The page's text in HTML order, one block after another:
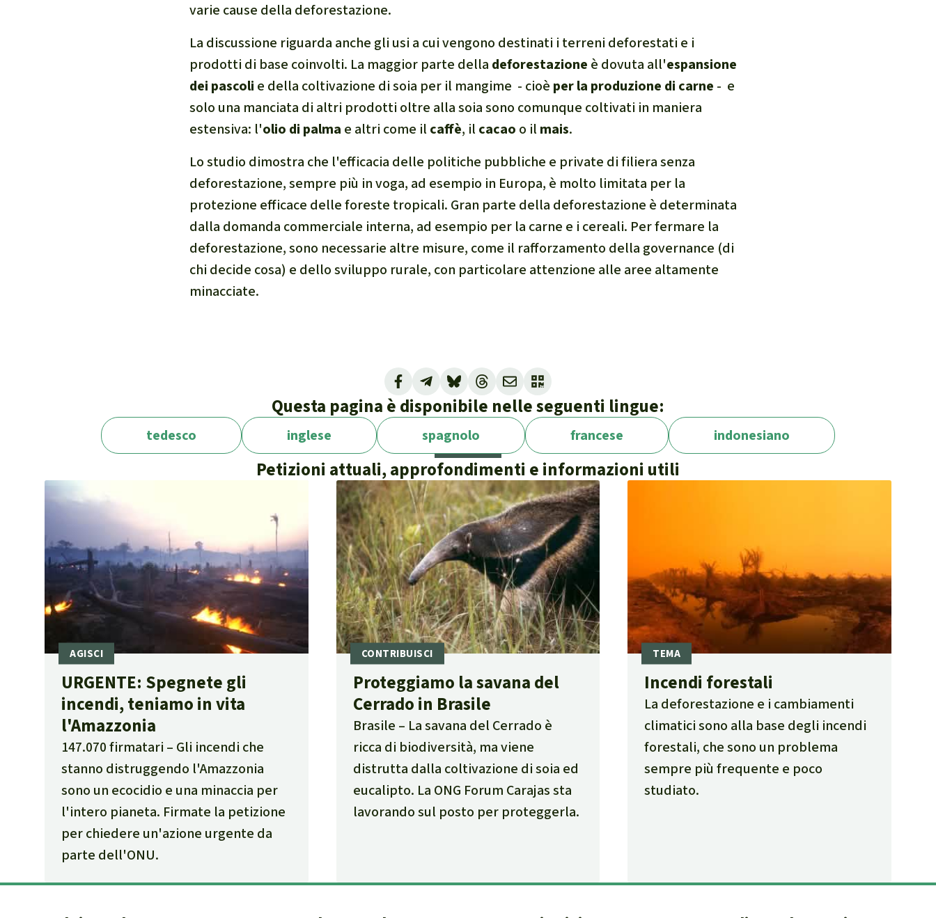
varie cause della deforestazione.
La discussione riguarda anche gli usi a cui vengono destinati i terreni deforestati e i
prodotti di base coinvolti. La maggior parte della deforestazione è dovuta all'espansione
dei pascoli e della coltivazione di soia per il mangime - cioè per la produzione di carne - e
solo una manciata di altri prodotti oltre alla soia sono comunque coltivati in maniera
estensiva: l'olio di palma e altri come il caffè, il cacao o il mais.
Lo studio dimostra che l'efficacia delle politiche pubbliche e private di filiera senza
deforestazione, sempre più in voga, ad esempio in Europa, è molto limitata per la
protezione efficace delle foreste tropicali. Gran parte della deforestazione è determinata
dalla domanda commerciale interna, ad esempio per la carne e i cereali. Per fermare la
deforestazione, sono necessarie altre misure, come il rafforzamento della governance (di
chi decide cosa) e dello sviluppo rurale, con particolare attenzione alle aree altamente
minacciate.
Questa pagina è disponibile nelle seguenti lingue:
tedesco inglese spagnolo francese indonesiano
Petizioni attuali, approfondimenti e informazioni utili
URGENTE: Spegnete gli
incendi, teniamo in vita
l'Amazzonia
147.070 firmatari
Gli incendi che
stanno distruggendo l'Amazzonia
sono un ecocidio e una minaccia per
l'intero pianeta. Firmate la petizione
per chiedere un'azione urgente da
parte dell'ONU.
Proteggiamo la savana del
Cerrado in Brasile
Brasile
La savana del Cerrado è
ricca di biodiversità, ma viene
distrutta dalla coltivazione di soia ed
eucalipto. La ONG Forum Carajas sta
lavorando sul posto per proteggerla.
Incendi forestali
La deforestazione e i cambiamenti
climatici sono alla base degli incendi
forestali, che sono un problema
sempre più frequente e poco
studiato.